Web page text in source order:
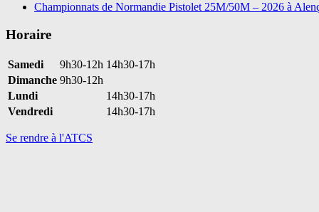
Championnats de Normandie Pistolet 25M/50M – 2026 à
Horaire
Samedi 9h30-12h 14h30-17h
Dimanche 9h30-12h
Lundi
14h30-17h
Vendredi
14h30-17h
Se rendre à l'ATCS